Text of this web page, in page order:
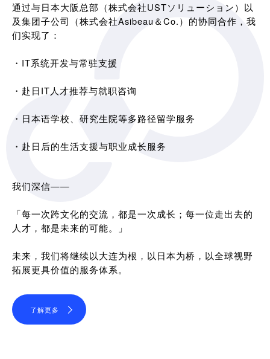
通过与日本大阪总部（株式会社USTソリューション）以
及集团子公司（株式会社Asibeau＆Co.）的协同合作，我
们实现了：
・IT系统开发与常驻支援
・赴日IT人才推荐与就职咨询
・日本语学校、研究生院等多路径留学服务
・赴日后的生活支援与职业成长服务
我们深信——
「每一次跨文化的交流，都是一次成长；每一位走出去的
人才，都是未来的可能。」
未来，我们将继续以大连为根，以日本为桥，以全球视野
拓展更具价值的服务体系。
了解更多